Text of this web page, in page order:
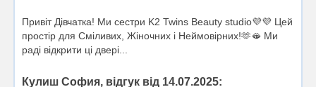
Привіт Дівчатка! Ми сестри K2 Twins Beauty studio💜💜 Цей
простір для Сміливих, Жіночних і Неймовірних!🫶🫦 Ми
раді відкрити ці двері...
Кулиш София, відгук від 14.07.2025: